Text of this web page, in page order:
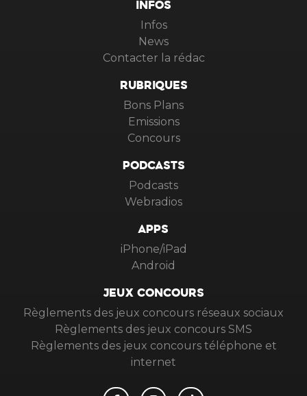
INFOS
Infos
News
Contacter la rédac
RUBRIQUES
Bons Plans
Emissions
Concours
PODCASTS
Podcasts
Webradios
APPS
iPhone/iPad
Android
JEUX CONCOURS
Règlements des jeux concours réseaux sociaux
Règlements des jeux concours SMS
Règlements des jeux concours téléphone et
internet